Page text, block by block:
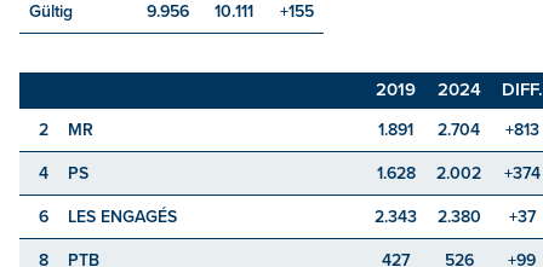
Gültig 9.956 10.111 +155
2019 2024 DIFF.
2 MR 1.891 2.704 +813
4 PS 1.628 2.002 +374
6 LES ENGAGÉS 2.343 2.380 +37
8 PTB 427 526 +99